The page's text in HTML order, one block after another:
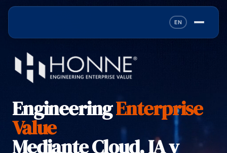
EN
EngineeringEnterprise
Value
Mediante Cloud, IA y